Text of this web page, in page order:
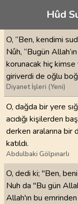
Hûd
O, “Ben, kendimi
Nûh, “Bugün
korunacak hiç
giriverdi de oğlu
Diyanet İşleri (Yeni)
O, dağda bir yere
acıdığı kişilerden
derken aralarına bir
katıldı.
Abdulbaki Gölpınarlı
O, dedi ki; "Ben,
Nuh da "Bu gün
Allah'ın bu